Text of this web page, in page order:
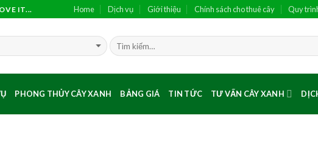
IT... Home Dịch vụ Giới thiệu Chính sách cho thuê cây Quy
PHONG THỦY CÂY XANH BẢNG GIÁ TIN TỨC TƯ VẤN CÂY XANH